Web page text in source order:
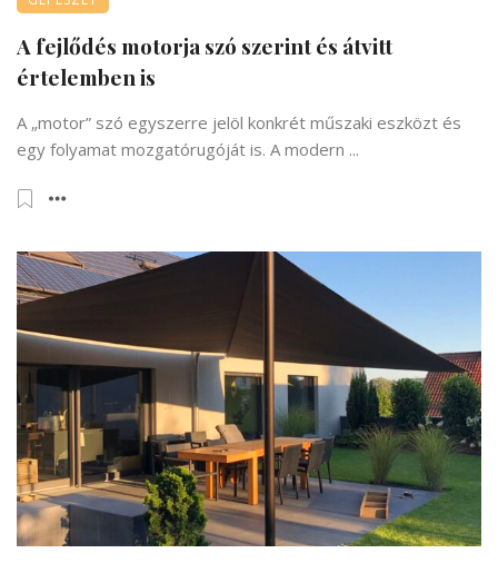
A fejlődés motorja szó szerint és átvitt
értelemben is
A „motor” szó egyszerre jelöl konkrét műszaki eszközt és
egy folyamat mozgatórugóját is. A modern ...